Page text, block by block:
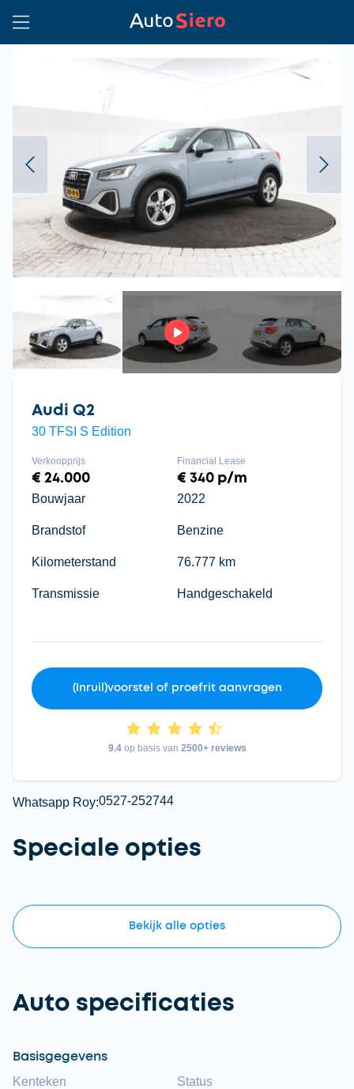
Audi Q2
30 TFSI S Edition
Verkoopprijs
€ 24.000
Financial Lease
€ 340 p/m
Bouwjaar 2022
Brandstof Benzine
Kilometerstand 76.777 km
Transmissie Handgeschakeld
(Inruil)voorstel of proefrit aanvragen
9.4op basis van 2500+ reviews
Whatsapp Roy:0527-252744
Speciale opties
Bekijk alle opties
Auto specificaties
Basisgegevens
Kenteken
Status